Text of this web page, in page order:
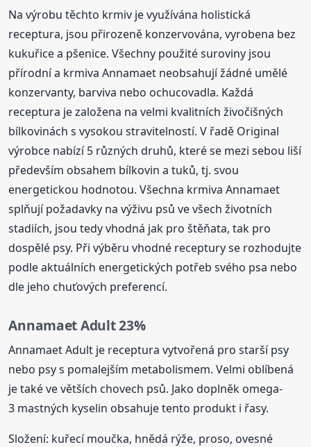
Na výrobu těchto krmiv je využívána holistická
receptura, jsou přirozeně konzervována, vyrobena bez
kukuřice a pšenice. Všechny použité suroviny jsou
přírodní a krmiva Annamaet neobsahují žádné umělé
konzervanty, barviva nebo ochucovadla. Každá
receptura je založena na velmi kvalitních živočišných
bílkovinách s vysokou stravitelností. V řadě Original
výrobce nabízí 5 různých druhů, které se mezi sebou liší
především obsahem bílkovin a tuků, tj. svou
energetickou hodnotou. Všechna krmiva Annamaet
splňují požadavky na výživu psů ve všech životních
stadiích, jsou tedy vhodná jak pro štěňata, tak pro
dospělé psy. Při výběru vhodné receptury se rozhodujte
podle aktuálních energetických potřeb svého psa nebo
dle jeho chuťových preferencí.
Annamaet Adult 23%
Annamaet Adult je receptura vytvořená pro starší psy
nebo psy s pomalejším metabolismem. Velmi oblíbená
je také ve větších chovech psů. Jako doplněk omega-
3 mastných kyselin obsahuje tento produkt i řasy.
Složení: kuřecí moučka, hnědá rýže, proso, ovesné